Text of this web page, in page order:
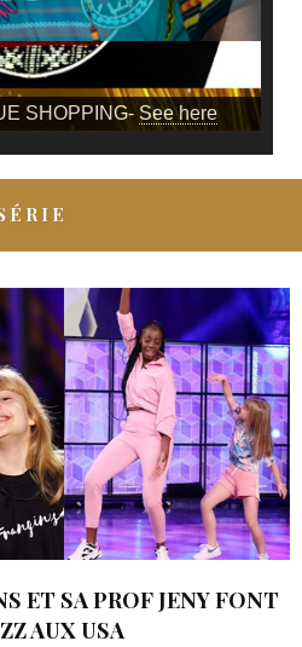
SHOPPING- See here
ET SA PROF JENY FONT
AUX USA